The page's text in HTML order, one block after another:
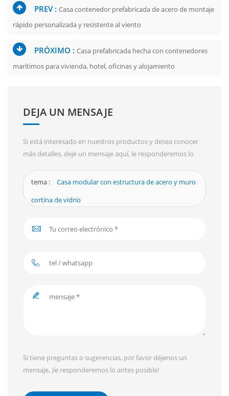
PREV : Casa contenedor prefabricada de acero de montaje
rápido personalizada y resistente al viento
PRÓXIMO : Casa prefabricada hecha con contenedores
marítimos para vivienda, hotel, oficinas y alojamiento
DEJA UN MENSAJE
Si está interesado en nuestros productos y desea conocer
más detalles, deje un mensaje aquí, le responderemos lo
tema :
Casa modular con estructura de acero y muro
cortina de vidrio
Si tiene preguntas o sugerencias, por favor déjenos un
mensaje, ¡le responderemos lo antes posible!